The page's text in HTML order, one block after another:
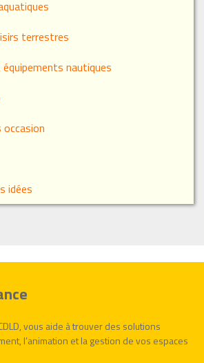
terrestres
nautiques
idées
vous aide à trouver des solutions
l’animation et la gestion de vos espaces